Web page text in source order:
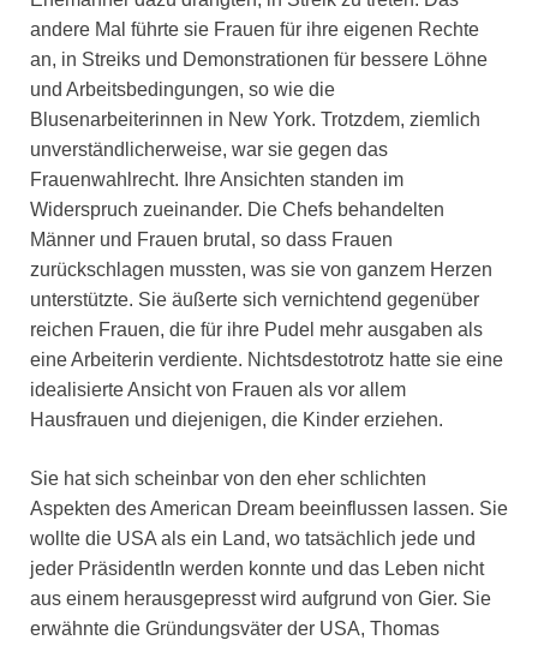
andere Mal führte sie Frauen für ihre eigenen Rechte
an, in Streiks und Demonstrationen für bessere Löhne
und Arbeitsbedingungen, so wie die
Blusenarbeiterinnen in New York. Trotzdem, ziemlich
unverständlicherweise, war sie gegen das
Frauenwahlrecht. Ihre Ansichten standen im
Widerspruch zueinander. Die Chefs behandelten
Männer und Frauen brutal, so dass Frauen
zurückschlagen mussten, was sie von ganzem Herzen
unterstützte. Sie äußerte sich vernichtend gegenüber
reichen Frauen, die für ihre Pudel mehr ausgaben als
eine Arbeiterin verdiente. Nichtsdestotrotz hatte sie eine
idealisierte Ansicht von Frauen als vor allem
Hausfrauen und diejenigen, die Kinder erziehen.
Sie hat sich scheinbar von den eher schlichten
Aspekten des American Dream beeinflussen lassen. Sie
wollte die USA als ein Land, wo tatsächlich jede und
jeder PräsidentIn werden konnte und das Leben nicht
aus einem herausgepresst wird aufgrund von Gier. Sie
erwähnte die Gründungsväter der USA, Thomas